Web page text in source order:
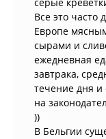
Все это часто
Европе
сырами и
ежедневная
завтрака,
течение дня и
на
))
В Бельгии